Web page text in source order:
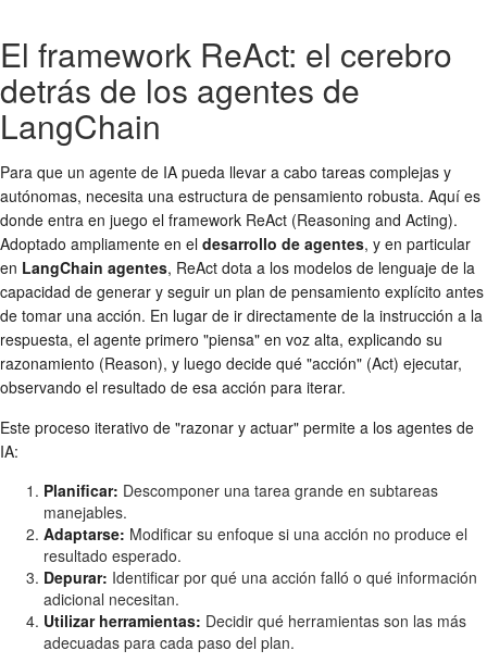
El framework ReAct: el cerebro
detrás de los agentes de
LangChain
Para que un agente de IA pueda llevar a cabo tareas complejas y
autónomas, necesita una estructura de pensamiento robusta. Aquí es
donde entra en juego el framework ReAct (Reasoning and Acting).
Adoptado ampliamente en el desarrollo de agentes, y en particular
en LangChain agentes, ReAct dota a los modelos de lenguaje de la
capacidad de generar y seguir un plan de pensamiento explícito antes
de tomar una acción. En lugar de ir directamente de la instrucción a la
respuesta, el agente primero "piensa" en voz alta, explicando su
razonamiento (Reason), y luego decide qué "acción" (Act) ejecutar,
observando el resultado de esa acción para iterar.
Este proceso iterativo de "razonar y actuar" permite a los agentes de
IA:
Planificar: Descomponer una tarea grande en subtareas
manejables.
Adaptarse: Modificar su enfoque si una acción no produce el
resultado esperado.
Depurar: Identificar por qué una acción falló o qué información
adicional necesitan.
Utilizar herramientas: Decidir qué herramientas son las más
adecuadas para cada paso del plan.